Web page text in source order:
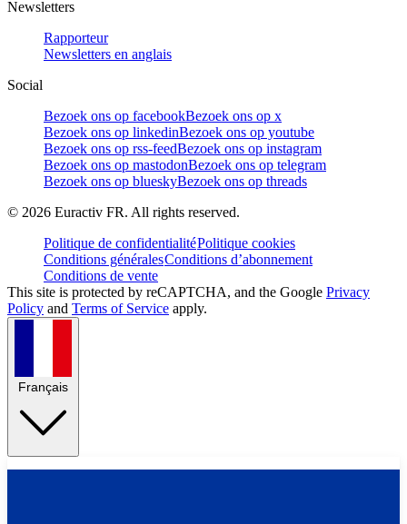
Newsletters
Rapporteur
Newsletters en anglais
Social
Bezoek ons op facebookBezoek ons op x
Bezoek ons op linkedinBezoek ons op youtube
Bezoek ons op rss-feedBezoek ons op instagram
Bezoek ons op mastodonBezoek ons op telegram
Bezoek ons op blueskyBezoek ons op threads
© 2026 Euractiv FR. All rights reserved.
Politique de confidentialitéPolitique cookies
Conditions généralesConditions d’abonnement
Conditions de vente
This site is protected by reCAPTCHA, and the Google Privacy
Policy and Terms of Service apply.
Français